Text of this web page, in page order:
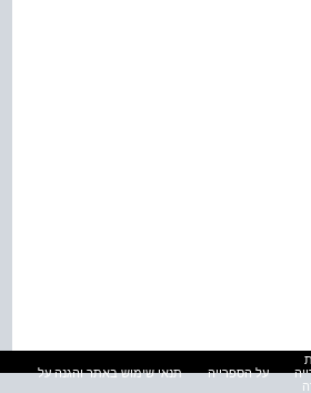
על הספרייה
תנאי שימוש באתר והגנה על